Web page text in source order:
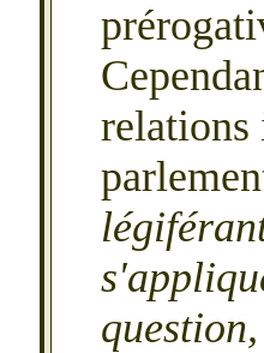
relations